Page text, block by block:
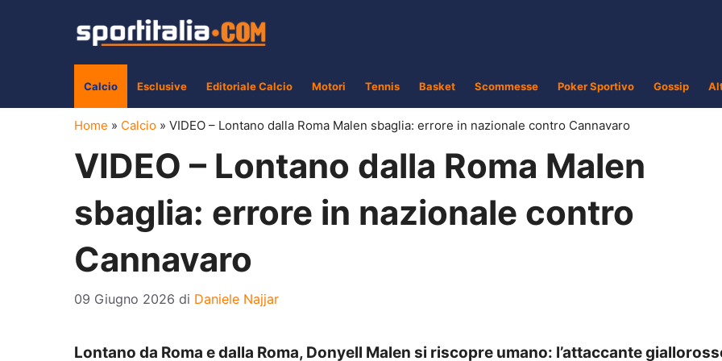
Calcio Esclusive Editoriale Calcio Motori Tennis Basket Scommesse Poker Sportivo Gossip
Home » Calcio » VIDEO – Lontano dalla Roma Malen sbaglia: errore in nazionale contro Cannavaro
VIDEO – Lontano dalla Roma Malen
sbaglia: errore in nazionale contro
Cannavaro
09 Giugno 2026 di Daniele Najjar
Lontano da Roma e dalla Roma, Donyell Malen si riscopre umano: l’attaccante